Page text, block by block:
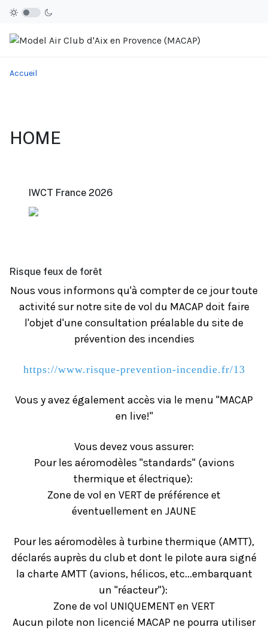
Accueil
HOME
IWCT France 2026
Risque feux de forêt
Nous vous informons qu'à compter de ce jour toute
activité sur notre site de vol du MACAP doit faire
l'objet d'une consultation préalable du site de
prévention des incendies
https://www.risque-prevention-incendie.fr/13
Vous y avez également accès via le menu "MACAP
en live!"
Vous devez vous assurer:
Pour les aéromodèles "standards" (avions
thermique et électrique):
Zone de vol en VERT de préférence et
éventuellement en JAUNE
Pour les aéromodèles à turbine thermique (AMTT),
déclarés auprès du club et dont le pilote aura signé
la charte AMTT (avions, hélicos, etc...embarquant
un "réacteur"):
Zone de vol UNIQUEMENT en VERT
Aucun pilote non licencié MACAP ne pourra utiliser